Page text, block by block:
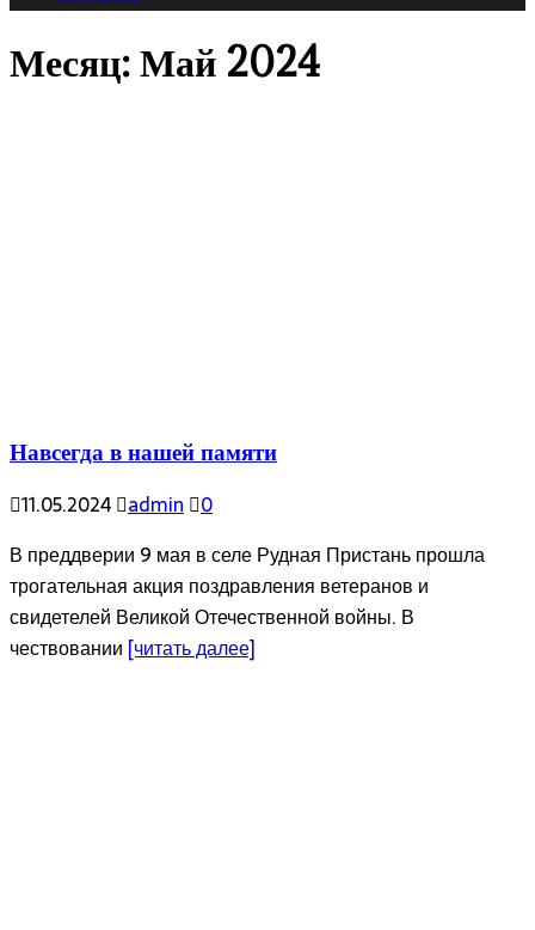
Месяц:Май 2024
Навсегда в нашей памяти
11.05.2024 admin
0
В преддверии 9 мая в селе Рудная Пристань прошла
трогательная акция поздравления ветеранов и
свидетелей Великой Отечественной войны. В
чествовании [читать далее]